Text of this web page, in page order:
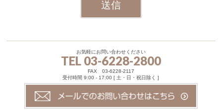
お気軽にお問い合わせください
TEL 03-6228-2800
FAX 03-6228-2117
受付時間 9:00 - 17:00 [ 土・日・祝日除く ]